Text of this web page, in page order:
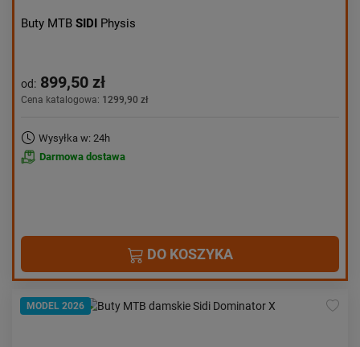
Buty MTB SIDI Physis
od: 899,50 zł
Cena katalogowa: 1299,90 zł
Wysyłka w: 24h
Darmowa dostawa
DO KOSZYKA
MODEL 2026